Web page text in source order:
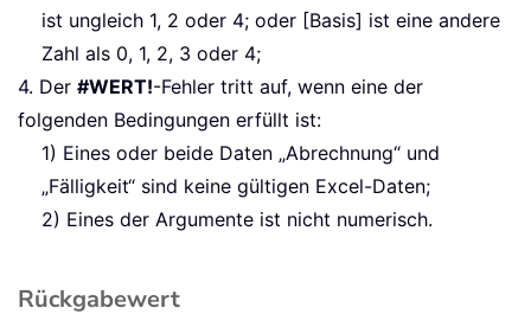
ist ungleich 1, 2 oder 4; oder [Basis] ist eine andere
Zahl als 0, 1, 2, 3 oder 4;
4. Der #WERT!-Fehler tritt auf, wenn eine der
folgenden Bedingungen erfüllt ist:
1) Eines oder beide Daten „Abrechnung“ und
„Fälligkeit“ sind keine gültigen Excel-Daten;
2) Eines der Argumente ist nicht numerisch.
Rückgabewert